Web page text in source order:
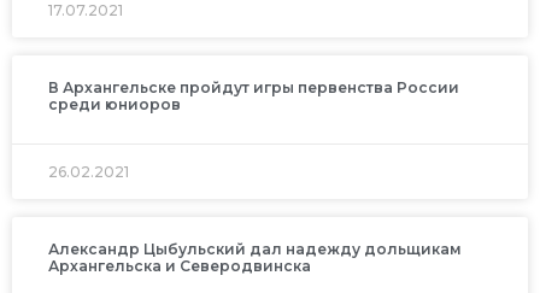
17.07.2021
В Архангельске пройдут игры первенства России
среди юниоров
26.02.2021
Александр Цыбульский дал надежду дольщикам
Архангельска и Северодвинска